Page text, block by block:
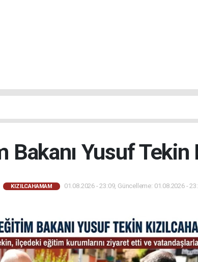
Yusuf Tekin
KIZILCAHAMAM 01.08.2026 - 23:09, Güncelleme: 01.08.2026 -